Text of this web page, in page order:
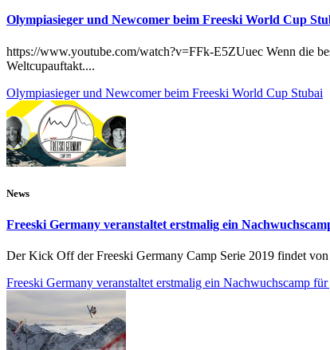
Olympiasieger und Newcomer beim Freeski World Cup
https://www.youtube.com/watch?v=FFk-E5ZUuec Wenn die
Weltcupauftakt....
Olympiasieger und Newcomer beim Freeski World Cup Stubai
News
Freeski Germany veranstaltet erstmalig ein
Der Kick Off der Freeski Germany Camp Serie 2019 findet
Freeski Germany veranstaltet erstmalig ein Nachwuchscamp